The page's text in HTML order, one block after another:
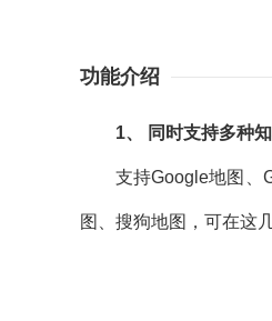
功能介绍
1、 同时支持多种知
支持Google地图、
图、搜狗地图，可在这